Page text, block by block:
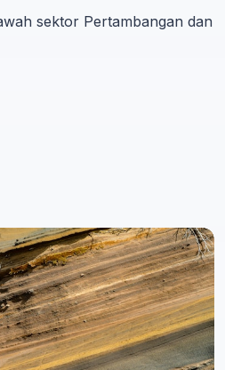
sektor Pertambangan dan